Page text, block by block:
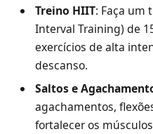
Treino HIIT: Faça um
Interval Training) de
exercícios de alta
descanso.
Saltos e
agachamentos,
fortalecer os